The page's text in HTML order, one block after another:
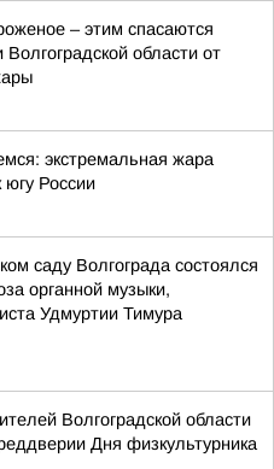
– этим спасаются
Волгоградской области от
экстремальная жара
югу России
саду Волгограда состоялся
органной музыки,
Удмуртии Тимура
Волгоградской области
Дня физкультурника